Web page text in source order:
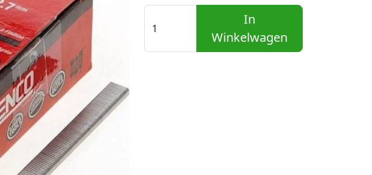
In
Winkelwagen